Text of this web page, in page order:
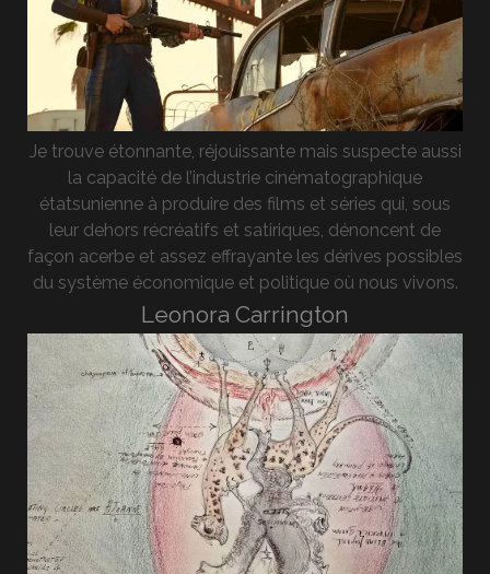
Je trouve étonnante, réjouissante mais suspecte aussi
la capacité de l’industrie cinématographique
étatsunienne à produire des films et séries qui, sous
leur dehors récréatifs et satiriques, dénoncent de
façon acerbe et assez effrayante les dérives possibles
du système économique et politique où nous vivons.
Leonora Carrington